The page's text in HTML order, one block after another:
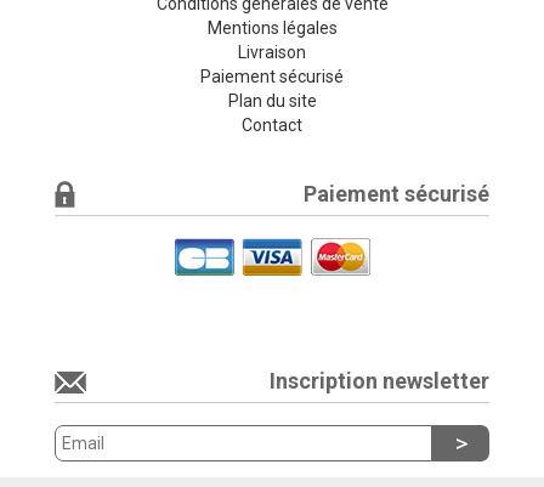
Conditions générales de vente
Mentions légales
Livraison
Paiement sécurisé
Plan du site
Contact
Paiement sécurisé
Inscription newsletter